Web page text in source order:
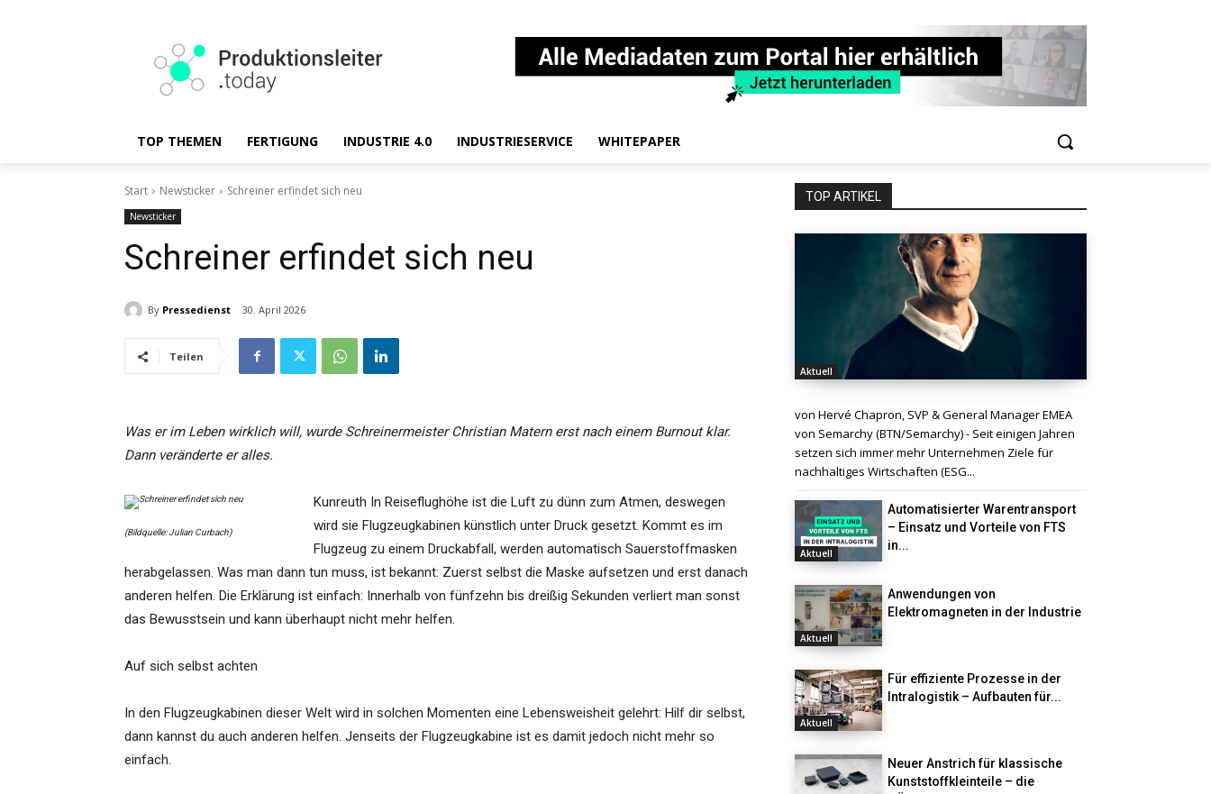
TOP THEMEN FERTIGUNG INDUSTRIE 4.0 INDUSTRIESERVICE WHITEPAPER
Start Newsticker Schreiner erfindet sich neu
Newsticker
Schreiner erfindet sich neu
By Pressedienst 30. April 2026
Teilen
Was er im Leben wirklich will, wurde Schreinermeister Christian Matern erst nach einem Burnout klar.
Dann veränderte er alles.
(Bildquelle: Julian Curbach)
Kunreuth In Reiseflughöhe ist die Luft zu dünn zum Atmen, deswegen
wird sie Flugzeugkabinen künstlich unter Druck gesetzt. Kommt es im
Flugzeug zu einem Druckabfall, werden automatisch Sauerstoffmasken
herabgelassen. Was man dann tun muss, ist bekannt: Zuerst selbst die Maske aufsetzen und erst danach
anderen helfen. Die Erklärung ist einfach: Innerhalb von fünfzehn bis dreißig Sekunden verliert man sonst
das Bewusstsein und kann überhaupt nicht mehr helfen.
Auf sich selbst achten
In den Flugzeugkabinen dieser Welt wird in solchen Momenten eine Lebensweisheit gelehrt: Hilf dir selbst,
dann kannst du auch anderen helfen. Jenseits der Flugzeugkabine ist es damit jedoch nicht mehr so
einfach.
TOP ARTIKEL
Aktuell
von Hervé Chapron, SVP & General Manager EMEA
von Semarchy (BTN/Semarchy) - Seit einigen Jahren
setzen sich immer mehr Unternehmen Ziele für
nachhaltiges Wirtschaften (ESG...
Aktuell
Automatisierter Warentransport
– Einsatz und Vorteile von FTS
in...
Aktuell
Anwendungen von
Elektromagneten in der Industrie
Aktuell
Für effiziente Prozesse in der
Intralogistik – Aufbauten für...
Neuer Anstrich für klassische
Kunststoffkleinteile – die